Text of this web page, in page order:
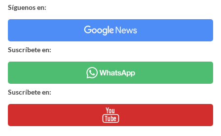
Síguenos en:
Suscríbete en:
Suscríbete en: